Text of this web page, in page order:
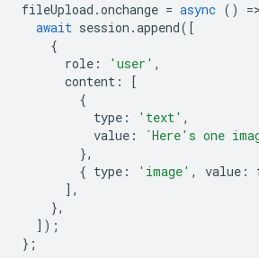
fileUpload .onchange = async () =>
await session .append([
{
role : 'user' ,
content :
[
{
type : 'text' ,
value : `Here's one
},
{ type : 'image' , value :
],
},
]);
};